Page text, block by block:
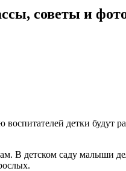
советы и
детки будут
В детском саду малыши